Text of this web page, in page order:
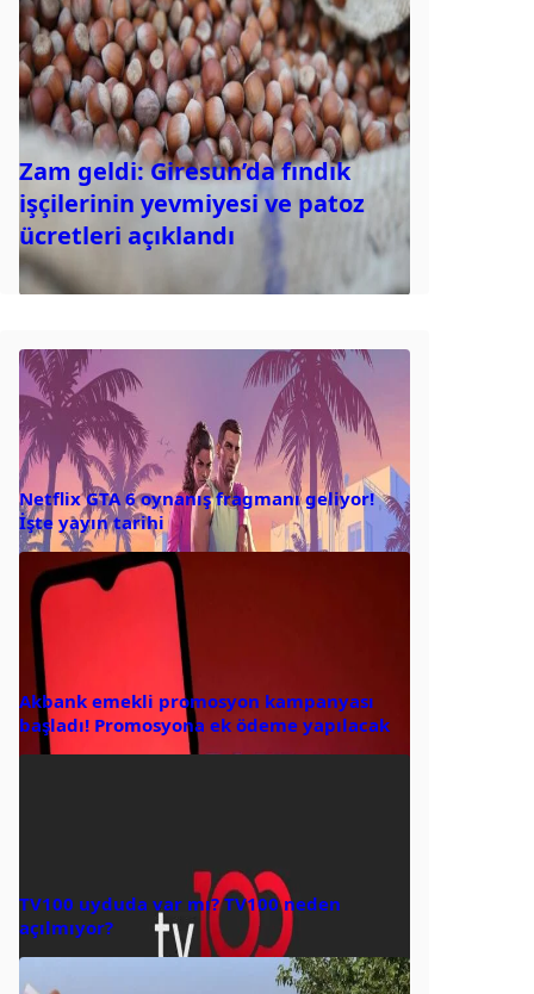
Zam geldi: Giresun’da fındık
işçilerinin yevmiyesi ve patoz
ücretleri açıklandı
Netflix GTA 6 oynanış fragmanı geliyor!
İşte yayın tarihi
Akbank emekli promosyon kampanyası
başladı! Promosyona ek ödeme yapılacak
TV100 uyduda var mı? TV100 neden
açılmıyor?